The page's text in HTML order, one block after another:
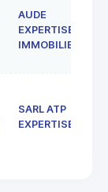
AUDE
EXPERTISE
IMMOBILIERE
SARL ATP
EXPERTISES